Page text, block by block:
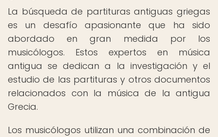
La búsqueda de partituras antiguas griegas
es un desafío apasionante que ha sido
abordado en gran medida por los
musicólogos. Estos expertos en música
antigua se dedican a la investigación y el
estudio de las partituras y otros documentos
relacionados con la música de la antigua
Grecia.
Los musicólogos utilizan una combinación de